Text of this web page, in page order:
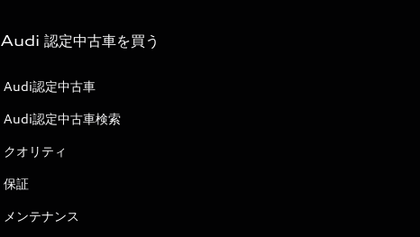
Audi 認定中古車を買う
Audi認定中古車
Audi認定中古車検索
クオリティ
保証
メンテナンス